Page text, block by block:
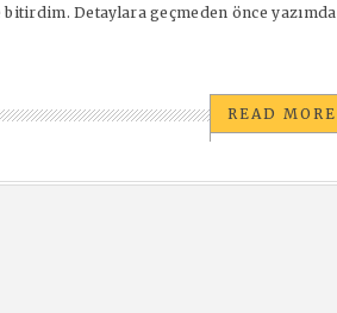
Detaylara geçmeden önce yazımda
READ MORE